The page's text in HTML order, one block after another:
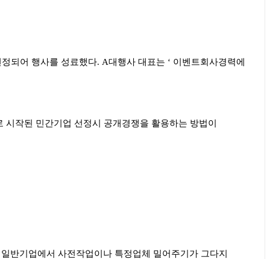
되어 행사를 성료했다. A대행사 대표는 ‘ 이벤트회사경력에
시작된 민간기업 선정시 공개경쟁을 활용하는 방법이
반기업에서 사전작업이나 특정업체 밀어주기가 그다지